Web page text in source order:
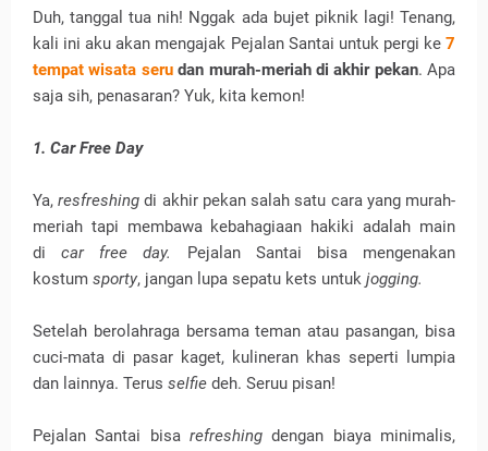
Duh, tanggal tua nih! Nggak ada bujet piknik lagi! Tenang,
kali ini aku akan mengajak Pejalan Santai untuk pergi ke 7
tempat wisata serudan murah-meriah di akhir pekan. Apa
saja sih, penasaran? Yuk, kita kemon!
1. Car Free Day
Ya, resfreshingdi akhir pekan salah satu cara yang murah-
meriah tapi membawa kebahagiaan hakiki adalah main
dicar free day.
Pejalan Santai bisa mengenakan
kostum sporty, jangan lupa sepatu kets untuk jogging.
Setelah berolahraga bersama teman atau pasangan, bisa
cuci-mata di pasar kaget, kulineran khas seperti lumpia
dan lainnya. Terus selfie deh. Seruu pisan!
Pejalan Santai bisa refreshingdengan biaya minimalis,